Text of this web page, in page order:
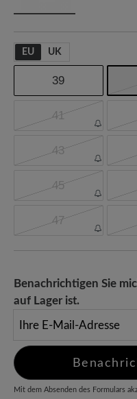
EU UK
39
41
43
45
47
Benachrichtigen Sie
auf Lager ist.
Mit dem Absenden des Formulars